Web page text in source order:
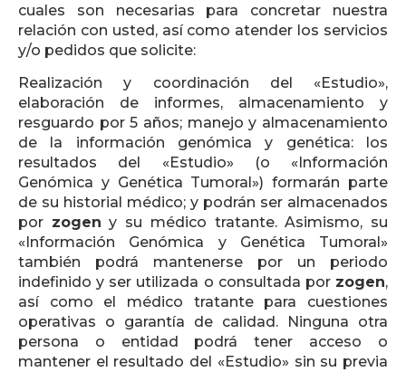
cuales son necesarias para concretar nuestra
relación con usted, así como atender los servicios
y/o pedidos que solicite:
Realización y coordinación del «Estudio»,
elaboración de informes, almacenamiento y
resguardo por 5 años; manejo y almacenamiento
de la información genómica y genética: los
resultados del «Estudio» (o «Información
Genómica y Genética Tumoral») formarán parte
de su historial médico; y podrán ser almacenados
por zogen y su médico tratante. Asimismo, su
«Información Genómica y Genética Tumoral»
también podrá mantenerse por un periodo
indefinido y ser utilizada o consultada por zogen,
así como el médico tratante para cuestiones
operativas o garantía de calidad. Ninguna otra
persona o entidad podrá tener acceso o
mantener el resultado del «Estudio» sin su previa